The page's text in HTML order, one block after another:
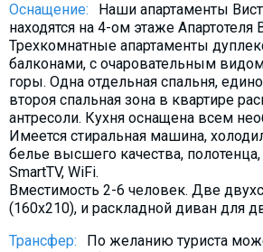
Оснащение:
Наши апартаменты
находятся на 4-ом этаже Апартотеля
Трехкомнатные апартаменты
балконами, с очаровательным
горы. Одна отдельная спальня,
второя спальная зона в квартире
антресоли. Кухня оснащена всем
Имеется стиральная машина,
белье высшего качества,
SmartTV, WiFi.
Вместимость 2-6 человек. Две
(160х210), и раскладной диван для
Трансфер:
По желанию туриста
О Грузии
Визы и Документы
Что пить?
Деньги
Мобильная связь
Галерея
Отчеты
Безопасность